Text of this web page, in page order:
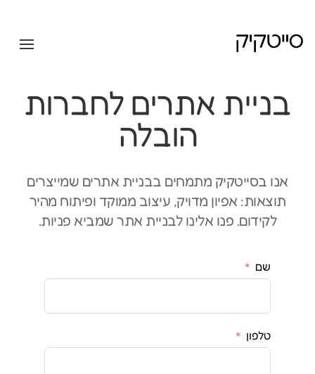
בניית אתרים לחברות
הובלה
אנו בסייטקיק מתמחים בבניית אתרים שמייצרים
תוצאות: אפיון מדויק, עיצוב ממוקד ופיתוח מהיר
לקידום. פנו אלינו לבניית אתר שמביא פניות.
שם
טלפון